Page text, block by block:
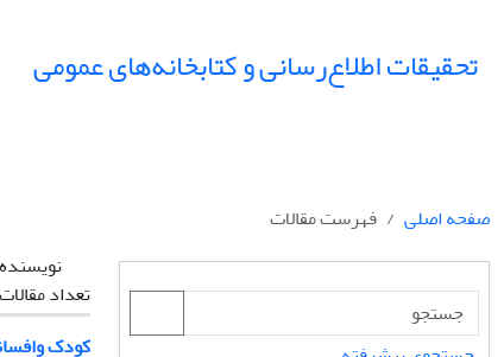
تحقیقات اطلاع‌رسانی و کتابخانه‌های عمومی
صفحه اصلی
فهرست مقالات
تعداد
کودک